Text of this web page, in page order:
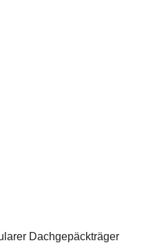
Dachgepäckträger